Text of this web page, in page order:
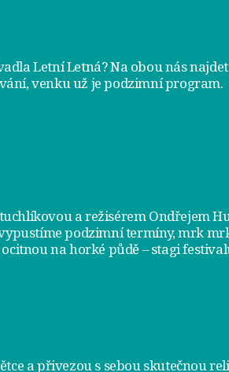
Letní Letná? Na obou nás
venku už jepodzimní program.
a režisérem Ondřejem
podzimní termíny, mrk
na horké půdě – stagi
a přivezou s sebou skutečnou